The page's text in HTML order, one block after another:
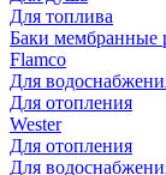
Для топлива
Баки мембранные
Flamco
Для
Для отопления
Wester
Для отопления
Для